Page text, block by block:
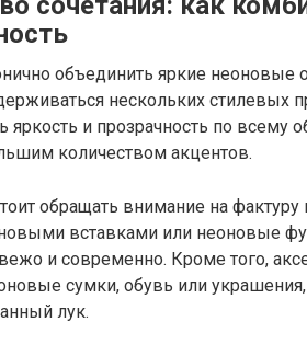
объединить яркие неоновые
нескольких стилевых
яркость и прозрачность по всему
количеством акцентов.
обращать внимание на
вставками или неоновые
и современно. Кроме того,
сумки, обувь или
лук.